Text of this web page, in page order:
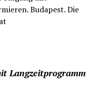
Budapest. Die
Langzeitprogramm